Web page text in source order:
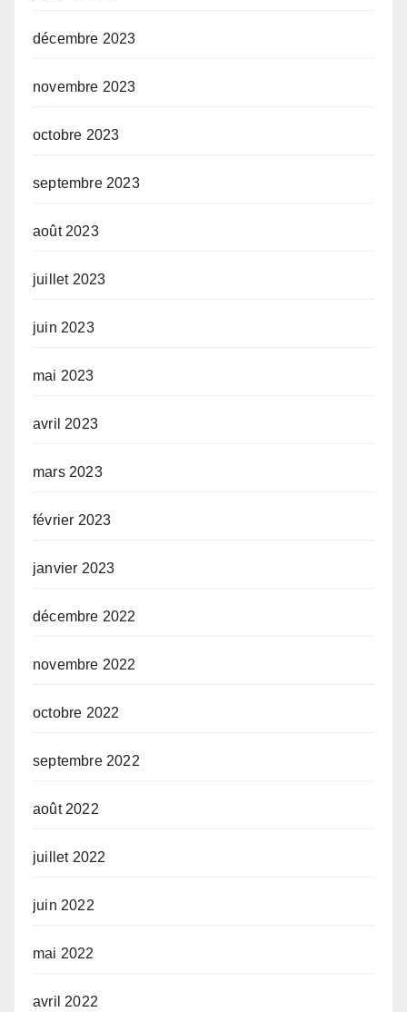
décembre 2023
novembre 2023
octobre 2023
septembre 2023
août 2023
juillet 2023
juin 2023
mai 2023
avril 2023
mars 2023
février 2023
janvier 2023
décembre 2022
novembre 2022
octobre 2022
septembre 2022
août 2022
juillet 2022
juin 2022
mai 2022
avril 2022